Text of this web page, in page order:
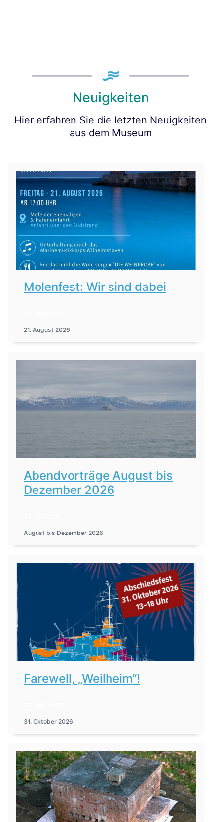
Neuigkeiten
Hier erfahren Sie die letzten Neuigkeiten
aus dem Museum
Molenfest: Wir sind dabei
21. August 2026
Abendvorträge August bis
Dezember 2026
August bis Dezember 2026
Farewell, „Weilheim“!
31. Oktober 2026